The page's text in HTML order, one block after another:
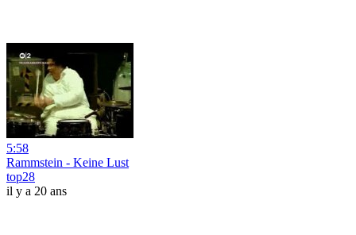
5:58
Rammstein - Keine Lust
top28
il y a 20 ans